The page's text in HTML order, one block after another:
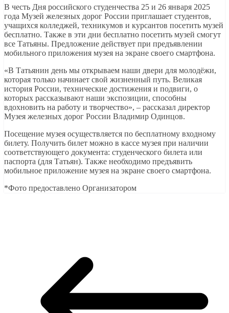
В честь Дня российского студенчества 25 и 26 января 2025
года Музей железных дорог России приглашает студентов,
учащихся колледжей, техникумов и курсантов посетить музей
бесплатно. Также в эти дни бесплатно посетить музей смогут
все Татьяны. Предложение действует при предъявлении
мобильного приложения музея на экране своего смартфона.
«В Татьянин день мы открываем наши двери для молодёжи,
которая только начинает свой жизненный путь. Великая
история России, технические достижения и подвиги, о
которых рассказывают наши экспозиции, способны
вдохновить на работу и творчество», – рассказал директор
Музея железных дорог России Владимир Одинцов.
Посещение музея осуществляется по бесплатному входному
билету. Получить билет можно в кассе музея при наличии
соответствующего документа: студенческого билета или
паспорта (для Татьян). Также необходимо предъявить
мобильное приложение музея на экране своего смартфона.
*Фото предоставлено Организатором